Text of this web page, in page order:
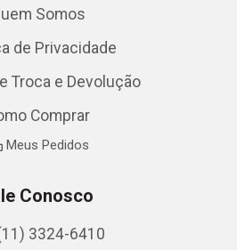
Somos
de Privacidade
Troca e Devolução
Comprar
Meus Pedidos
Conosco
3324-6410